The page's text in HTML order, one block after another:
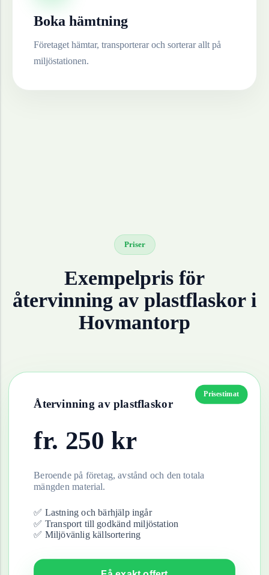
Boka hämtning
Företaget hämtar, transporterar och sorterar allt på
miljöstationen.
Priser
Exempelpris för
återvinning av plastflaskori
Hovmantorp
Prisestimat
Återvinning av plastflaskor
fr. 250 kr
Beroende på företag, avstånd och den totala
mängden material.
✅ Lastning och bärhjälp ingår
✅ Transport till godkänd miljöstation
✅ Miljövänlig källsortering